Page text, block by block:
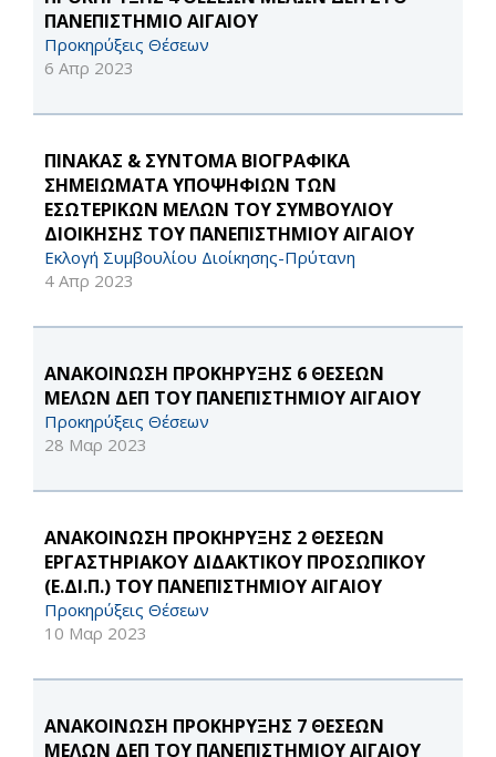
ΠΑΝΕΠΙΣΤΗΜΙΟ ΑΙΓΑΙΟΥ
Προκηρύξεις Θέσεων
6 Απρ 2023
ΠΙΝΑΚΑΣ & ΣΥΝΤΟΜΑ ΒΙΟΓΡΑΦΙΚΑ
ΣΗΜΕΙΩΜΑΤΑ ΥΠΟΨΗΦΙΩΝ ΤΩΝ
ΕΣΩΤΕΡΙΚΩΝ ΜΕΛΩΝ ΤΟΥ ΣΥΜΒΟΥΛΙΟΥ
ΔΙΟΙΚΗΣΗΣ ΤΟΥ ΠΑΝΕΠΙΣΤΗΜΙΟΥ ΑΙΓΑΙΟΥ
Εκλογή Συμβουλίου Διοίκησης-Πρύτανη
4 Απρ 2023
ΑΝΑΚΟΙΝΩΣΗ ΠΡΟΚΗΡΥΞΗΣ 6 ΘΕΣΕΩΝ
ΜΕΛΩΝ ΔΕΠ ΤΟΥ ΠΑΝΕΠΙΣΤΗΜΙΟΥ ΑΙΓΑΙΟΥ
Προκηρύξεις Θέσεων
28 Μαρ 2023
ΑΝΑΚΟΙΝΩΣΗ ΠΡΟΚΗΡΥΞΗΣ 2 ΘΕΣΕΩΝ
ΕΡΓΑΣΤΗΡΙΑΚΟΥ ΔΙΔΑΚΤΙΚΟΥ ΠΡΟΣΩΠΙΚΟΥ
(Ε.ΔΙ.Π.) ΤΟΥ ΠΑΝΕΠΙΣΤΗΜΙΟΥ ΑΙΓΑΙΟΥ
Προκηρύξεις Θέσεων
10 Μαρ 2023
ΑΝΑΚΟΙΝΩΣΗ ΠΡΟΚΗΡΥΞΗΣ 7 ΘΕΣΕΩΝ
ΜΕΛΩΝ ΔΕΠ ΤΟΥ ΠΑΝΕΠΙΣΤΗΜΙΟΥ ΑΙΓΑΙΟΥ